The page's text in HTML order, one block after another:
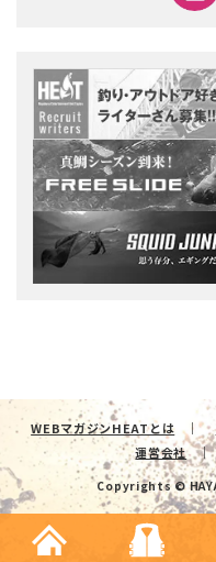
WEBマガジンHEATとは
運営会社
Copyrights ©